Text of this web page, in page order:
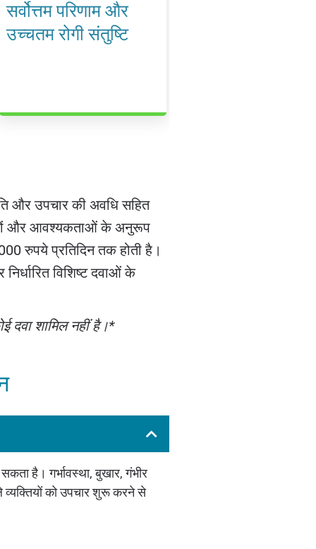
सर्वोत्तम परिणाम और
उच्चतम रोगी संतुष्टि
और उपचार की अवधि सहित
और आवश्यकताओं के अनुरूप
रुपये प्रतिदिन तक होती है।
विशिष्ट दवाओं के
दवा शामिल नहीं है।*
है। गर्भावस्था, बुखार, गंभीर
व्यक्तियों को उपचार शुरू करने से